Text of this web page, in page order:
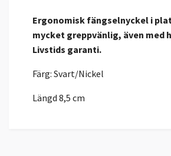
Ergonomisk fängselnyckel i
mycket greppvänlig, även med
Livstids garanti.
Färg: Svart/Nickel
Längd 8,5 cm